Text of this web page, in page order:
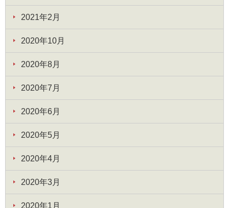
2021年2月
2020年10月
2020年8月
2020年7月
2020年6月
2020年5月
2020年4月
2020年3月
2020年1月